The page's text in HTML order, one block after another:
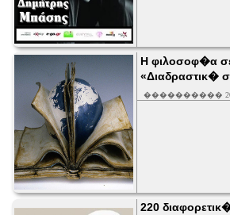
Η φιλοσοφ�α
«Διαδραστικ�
���������� 20/
220